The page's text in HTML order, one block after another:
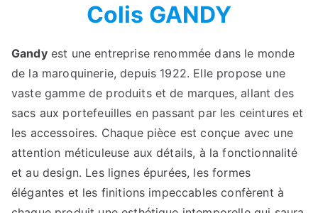
Colis GANDY
Gandyest une entreprise renommée dans le monde
de la maroquinerie, depuis 1922. Elle propose une
vaste gamme de produits et de marques, allant des
sacs aux portefeuilles en passant par les ceintures et
les accessoires. Chaque pièce est conçue avec une
attention méticuleuse aux détails, à la fonctionnalité
et au design. Les lignes épurées, les formes
élégantes et les finitions impeccables confèrent à